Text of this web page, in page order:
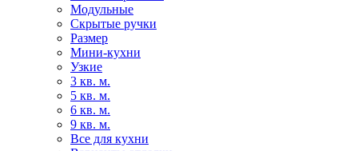
Модульные
Скрытые ручки
Размер
Мини-кухни
Узкие
3 кв. м.
5 кв. м.
6 кв. м.
9 кв. м.
Все для кухни